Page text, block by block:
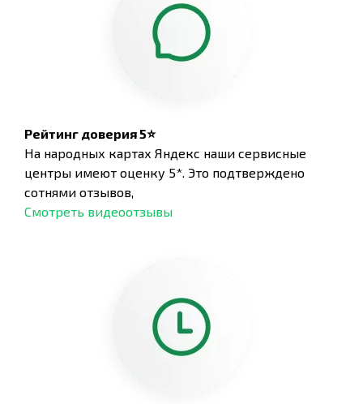
Рейтинг доверия 5⭐
На народных картах Яндекс наши сервисные
центры имеют оценку 5*. Это подтверждено
сотнями отзывов,
Смотреть видеоотзывы